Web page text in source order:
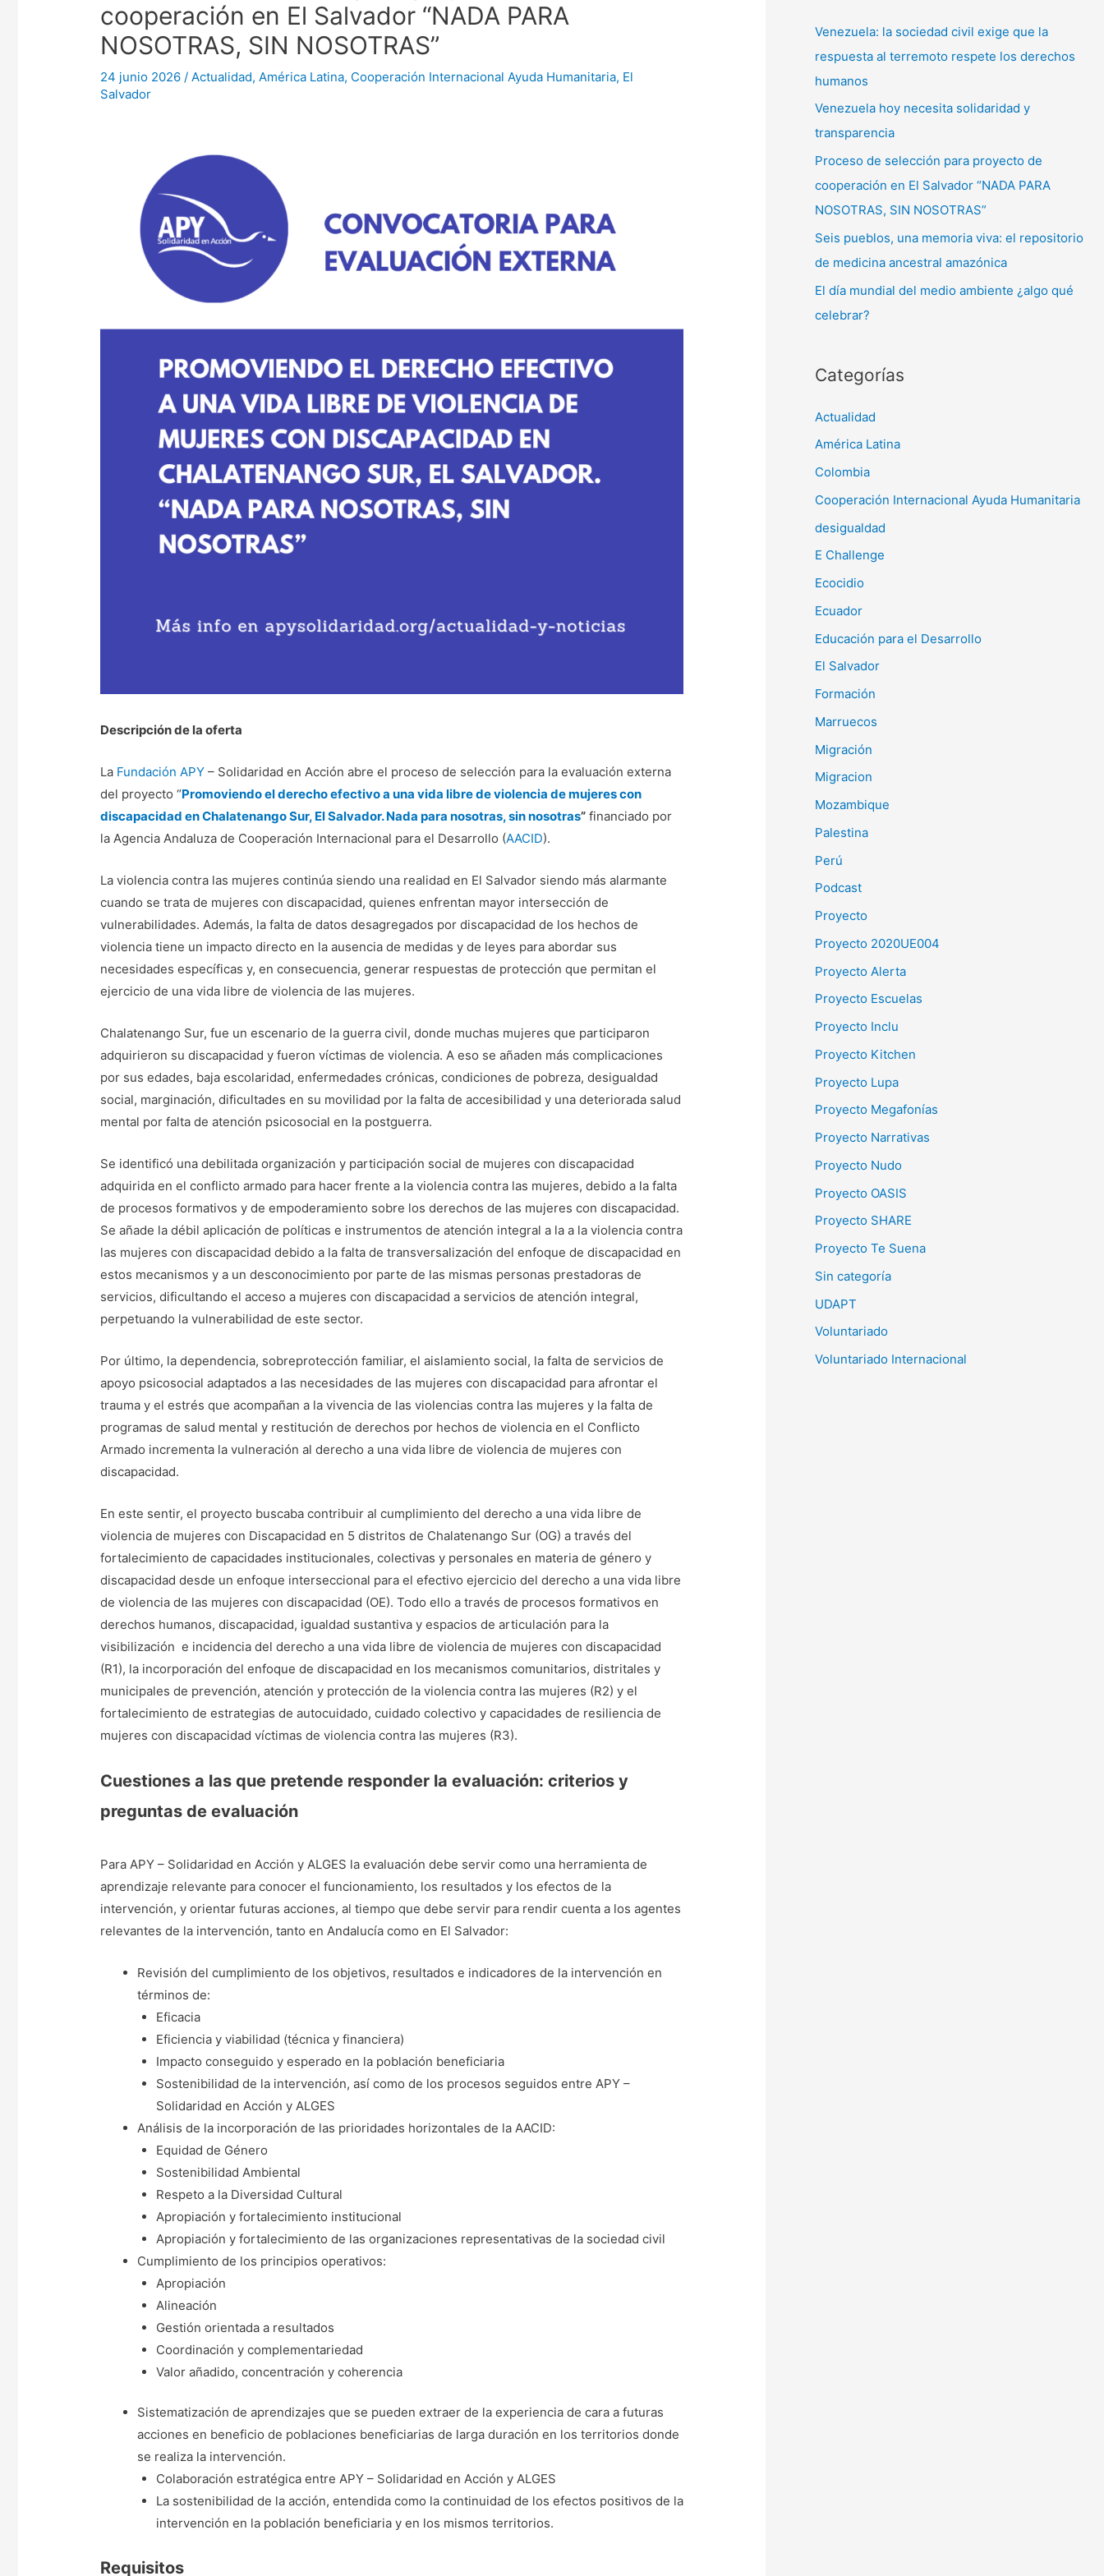
cooperación en El Salvador “NADA PARA
NOSOTRAS, SIN NOSOTRAS”
24 junio 2026 / Actualidad, América Latina, Cooperación Internacional Ayuda Humanitaria, El
Salvador
Descripción de la oferta
La Fundación APY – Solidaridad en Acción abre el proceso de selección para la evaluación externa
del proyecto “Promoviendo el derecho efectivo a una vida libre de violencia de mujeres con
discapacidad en Chalatenango Sur, El Salvador. Nada para nosotras, sin nosotras” financiado por
la Agencia Andaluza de Cooperación Internacional para el Desarrollo (AACID).
La violencia contra las mujeres continúa siendo una realidad en El Salvador siendo más alarmante
cuando se trata de mujeres con discapacidad, quienes enfrentan mayor intersección de
vulnerabilidades. Además, la falta de datos desagregados por discapacidad de los hechos de
violencia tiene un impacto directo en la ausencia de medidas y de leyes para abordar sus
necesidades específicas y, en consecuencia, generar respuestas de protección que permitan el
ejercicio de una vida libre de violencia de las mujeres.
Chalatenango Sur, fue un escenario de la guerra civil, donde muchas mujeres que participaron
adquirieron su discapacidad y fueron víctimas de violencia. A eso se añaden más complicaciones
por sus edades, baja escolaridad, enfermedades crónicas, condiciones de pobreza, desigualdad
social, marginación, dificultades en su movilidad por la falta de accesibilidad y una deteriorada salud
mental por falta de atención psicosocial en la postguerra.
Se identificó una debilitada organización y participación social de mujeres con discapacidad
adquirida en el conflicto armado para hacer frente a la violencia contra las mujeres, debido a la falta
de procesos formativos y de empoderamiento sobre los derechos de las mujeres con discapacidad.
Se añade la débil aplicación de políticas e instrumentos de atención integral a la a la violencia contra
las mujeres con discapacidad debido a la falta de transversalización del enfoque de discapacidad en
estos mecanismos y a un desconocimiento por parte de las mismas personas prestadoras de
servicios, dificultando el acceso a mujeres con discapacidad a servicios de atención integral,
perpetuando la vulnerabilidad de este sector.
Por último, la dependencia, sobreprotección familiar, el aislamiento social, la falta de servicios de
apoyo psicosocial adaptados a las necesidades de las mujeres con discapacidad para afrontar el
trauma y el estrés que acompañan a la vivencia de las violencias contra las mujeres y la falta de
programas de salud mental y restitución de derechos por hechos de violencia en el Conflicto
Armado incrementa la vulneración al derecho a una vida libre de violencia de mujeres con
discapacidad.
En este sentir, el proyecto buscaba contribuir al cumplimiento del derecho a una vida libre de
violencia de mujeres con Discapacidad en 5 distritos de Chalatenango Sur (OG) a través del
fortalecimiento de capacidades institucionales, colectivas y personales en materia de género y
discapacidad desde un enfoque interseccional para el efectivo ejercicio del derecho a una vida libre
de violencia de las mujeres con discapacidad (OE). Todo ello a través de procesos formativos en
derechos humanos, discapacidad, igualdad sustantiva y espacios de articulación para la
visibilización e incidencia del derecho a una vida libre de violencia de mujeres con discapacidad
(R1), la incorporación del enfoque de discapacidad en los mecanismos comunitarios, distritales y
municipales de prevención, atención y protección de la violencia contra las mujeres (R2) y el
fortalecimiento de estrategias de autocuidado, cuidado colectivo y capacidades de resiliencia de
mujeres con discapacidad víctimas de violencia contra las mujeres (R3).
Cuestiones a las que pretende responder la evaluación: criterios y
preguntas de evaluación
Para APY – Solidaridad en Acción y ALGES la evaluación debe servir como una herramienta de
aprendizaje relevante para conocer el funcionamiento, los resultados y los efectos de la
intervención, y orientar futuras acciones, al tiempo que debe servir para rendir cuenta a los agentes
relevantes de la intervención, tanto en Andalucía como en El Salvador:
Revisión del cumplimiento de los objetivos, resultados e indicadores de la intervención en
términos de:
Eficacia
Eficiencia y viabilidad (técnica y financiera)
Impacto conseguido y esperado en la población beneficiaria
Sostenibilidad de la intervención, así como de los procesos seguidos entre APY –
Solidaridad en Acción y ALGES
Análisis de la incorporación de las prioridades horizontales de la AACID:
Equidad de Género
Sostenibilidad Ambiental
Respeto a la Diversidad Cultural
Apropiación y fortalecimiento institucional
Apropiación y fortalecimiento de las organizaciones representativas de la sociedad civil
Cumplimiento de los principios operativos:
Apropiación
Alineación
Gestión orientada a resultados
Coordinación y complementariedad
Valor añadido, concentración y coherencia
Sistematización de aprendizajes que se pueden extraer de la experiencia de cara a futuras
acciones en beneficio de poblaciones beneficiarias de larga duración en los territorios donde
se realiza la intervención.
Colaboración estratégica entre APY – Solidaridad en Acción y ALGES
La sostenibilidad de la acción, entendida como la continuidad de los efectos positivos de la
intervención en la población beneficiaria y en los mismos territorios.
Requisitos
a
r
p
Venezuela: la sociedad civil exige que la
respuesta al terremoto respete los derechos
humanos
Venezuela hoy necesita solidaridad y
transparencia
Proceso de selección para proyecto de
cooperación en El Salvador “NADA PARA
NOSOTRAS, SIN NOSOTRAS”
Seis pueblos, una memoria viva: el repositorio
de medicina ancestral amazónica
El día mundial del medio ambiente ¿algo qué
celebrar?
Categorías
Actualidad
América Latina
Colombia
Cooperación Internacional Ayuda Humanitaria
desigualdad
E Challenge
Ecocidio
Ecuador
Educación para el Desarrollo
El Salvador
Formación
Marruecos
Migración
Migracion
Mozambique
Palestina
Perú
Podcast
Proyecto
Proyecto 2020UE004
Proyecto Alerta
Proyecto Escuelas
Proyecto Inclu
Proyecto Kitchen
Proyecto Lupa
Proyecto Megafonías
Proyecto Narrativas
Proyecto Nudo
Proyecto OASIS
Proyecto SHARE
Proyecto Te Suena
Sin categoría
UDAPT
Voluntariado
Voluntariado Internacional